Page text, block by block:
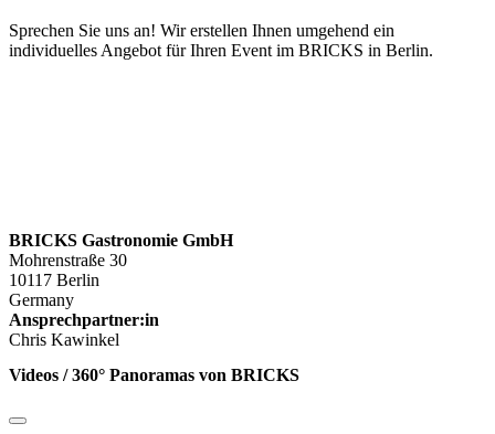
Sprechen Sie uns an! Wir erstellen Ihnen umgehend ein
individuelles Angebot für Ihren Event im BRICKS in Berlin.
BRICKS Gastronomie GmbH
Mohrenstraße 30
10117 Berlin
Germany
Ansprechpartner:in
Chris Kawinkel
Videos / 360° Panoramas von BRICKS